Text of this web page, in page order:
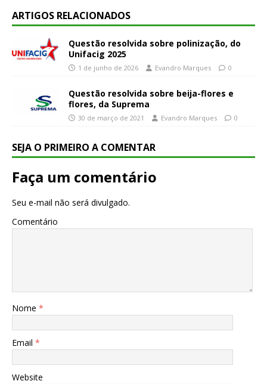
ARTIGOS RELACIONADOS
Questão resolvida sobre polinização, do
Unifacig 2025
1 de junho de 2026 Evandro Marques 0
Questão resolvida sobre beija-flores e
flores, da Suprema
30 de março de 2021 Evandro Marques 0
SEJA O PRIMEIRO A COMENTAR
Faça um comentário
Seu e-mail não será divulgado.
Comentário
Nome *
Email *
Website